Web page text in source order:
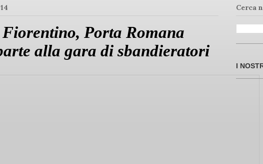
Porta Romana
alla gara di sbandieratori
Cerca
I